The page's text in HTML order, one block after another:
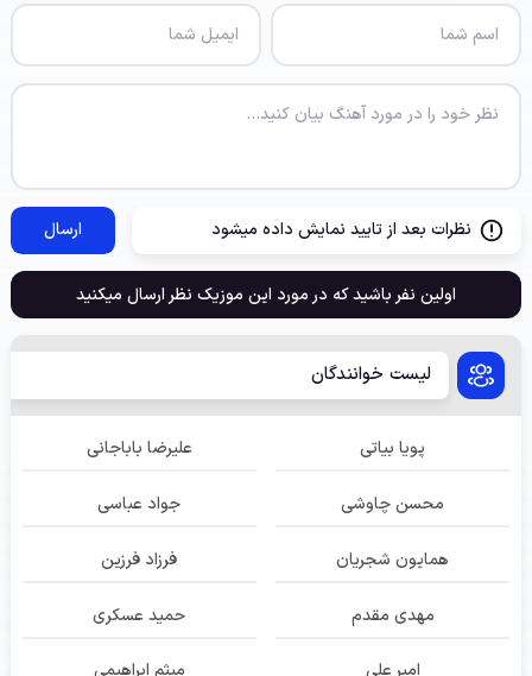
نظرات بعد از تایید نمایش داده میشود ارسال
اولین نفر باشید که در مورد این موزیک نظر ارسال میکنید
لیست خوانندگان
پویا بیاتی علیرضا باباجانی
محسن چاوشی جواد عباسی
همایون شجریان فرزاد فرزین
مهدی مقدم حمید عسکری